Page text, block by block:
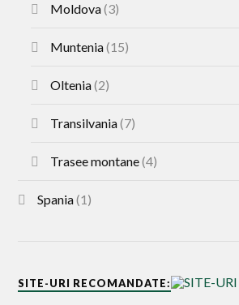
Moldova(3)
Muntenia(15)
Oltenia(2)
Transilvania(7)
Trasee montane(4)
Spania(1)
SITE-URI RECOMANDATE: